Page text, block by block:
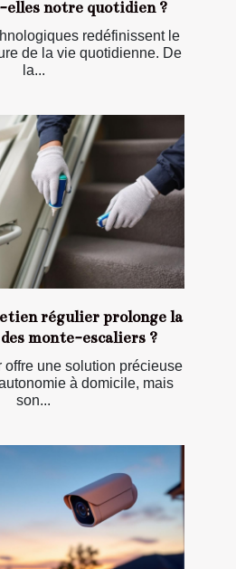
notre quotidien ?
redéfinissent le
de la vie quotidienne. De
la...
régulier prolonge la
monte-escaliers ?
offre une solution précieuse
à domicile, mais
son...